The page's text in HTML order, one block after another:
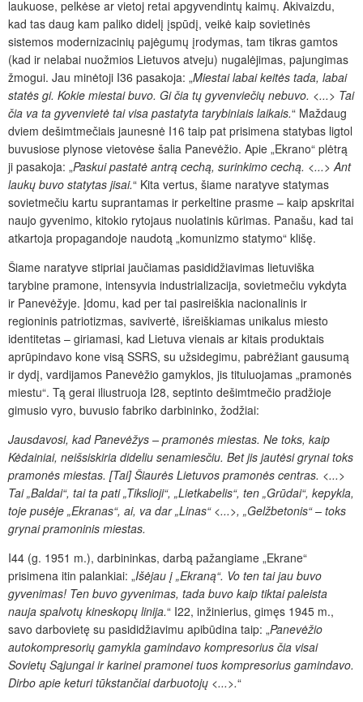
laukuose, pelkėse ar vietoj retai apgyvendintų kaimų. Akivaizdu,
kad tas daug kam paliko didelį įspūdį, veikė kaip sovietinės
sistemos modernizacinių pajėgumų įrodymas, tam tikras gamtos
(kad ir nelabai nuožmios Lietuvos atveju) nugalėjimas, pajungimas
žmogui. Jau minėtoji I36 pasakoja: „Miestai labai keitės tada, labai
statės gi. Kokie miestai buvo. Gi čia tų gyvenviečių nebuvo. <...> Tai
čia va ta gyvenvietė tai visa pastatyta tarybiniais laikais.“ Maždaug
dviem dešimtmečiais jaunesnė I16 taip pat prisimena statybas ligtol
buvusiose plynose vietovėse šalia Panevėžio. Apie „Ekrano“ plėtrą
ji pasakoja: „Paskui pastatė antrą cechą, surinkimo cechą. <...> Ant
laukų buvo statytas jisai.“ Kita vertus, šiame naratyve statymas
sovietmečiu kartu suprantamas ir perkeltine prasme – kaip apskritai
naujo gyvenimo, kitokio rytojaus nuolatinis kūrimas. Panašu, kad tai
atkartoja propagandoje naudotą „komunizmo statymo“ klišę.
Šiame naratyve stipriai jaučiamas pasididžiavimas lietuviška
tarybine pramone, intensyvia industrializacija, sovietmečiu vykdyta
ir Panevėžyje. Įdomu, kad per tai pasireiškia nacionalinis ir
regioninis patriotizmas, savivertė, išreiškiamas unikalus miesto
identitetas – giriamasi, kad Lietuva vienais ar kitais produktais
aprūpindavo kone visą SSRS, su užsidegimu, pabrėžiant gausumą
ir dydį, vardijamos Panevėžio gamyklos, jis tituluojamas „pramonės
miestu“. Tą gerai iliustruoja I28, septinto dešimtmečio pradžioje
gimusio vyro, buvusio fabriko darbininko, žodžiai:
Jausdavosi, kad Panevėžys – pramonės miestas. Ne toks, kaip
Kėdainiai, neišsiskiria dideliu senamiesčiu. Bet jis jautėsi grynai toks
pramonės miestas. [Tai] Šiaurės Lietuvos pramonės centras. <...>
Tai „Baldai“, tai ta pati „Tikslioji“, „Lietkabelis“, ten „Grūdai“, kepykla,
toje pusėje „Ekranas“, ai, va dar „Linas“ <...>, „Gelžbetonis“ – toks
grynai pramoninis miestas.
I44 (g. 1951 m.), darbininkas, darbą pažangiame „Ekrane“
prisimena itin palankiai: „Išėjau į „Ekraną“. Vo ten tai jau buvo
gyvenimas! Ten buvo gyvenimas, tada buvo kaip tiktai paleista
nauja spalvotų kineskopų linija.“ I22, inžinierius, gimęs 1945 m.,
savo darbovietę su pasididžiavimu apibūdina taip: „Panevėžio
autokompresorių gamykla gamindavo kompresorius čia visai
Sovietų Sąjungai ir karinei pramonei tuos kompresorius gamindavo.
Dirbo apie keturi tūkstančiai darbuotojų <...>.“